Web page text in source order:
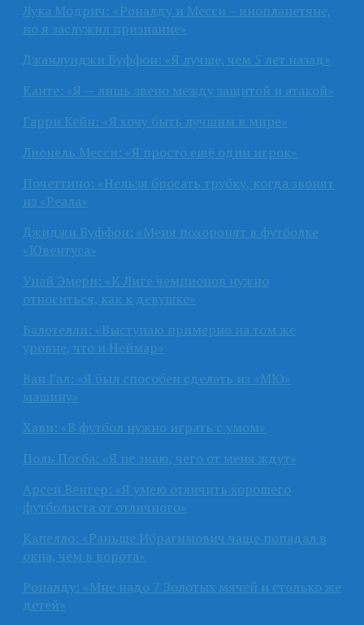
Лука Модрич: «Роналду и Месси – инопланетяне,
но я заслужил признание»
Джанлуиджи Буффон: «Я лучше, чем 5 лет назад»
Канте: «Я — лишь звено между защитой и атакой»
Гарри Кейн: «Я хочу быть лучшим в мире»
Лионель Месси: «Я просто ещё один игрок»
Почеттино: «Нельзя бросать трубку, когда звонят
из «Реала»
Джиджи Буффон: «Меня похоронят в футболке
«Ювентуса»
Унай Эмери: «К Лиге чемпионов нужно
относиться, как к девушке»
Балотелли: «Выступаю примерно на том же
уровне, что и Неймар»
Ван Гал: «Я был способен сделать из «МЮ»
машину»
Хави: «В футбол нужно играть с умом»
Поль Погба: «Я не знаю, чего от меня ждут»
Арсен Венгер: «Я умею отличить хорошего
футболиста от отличного»
Капелло: «Раньше Ибрагимович чаще попадал в
окна, чем в ворота»
Роналду: «Мне надо 7 Золотых мячей и столько же
детей»